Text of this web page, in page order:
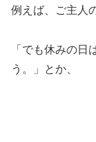
例えば、ご主人
「でも休みの日
う。」とか、